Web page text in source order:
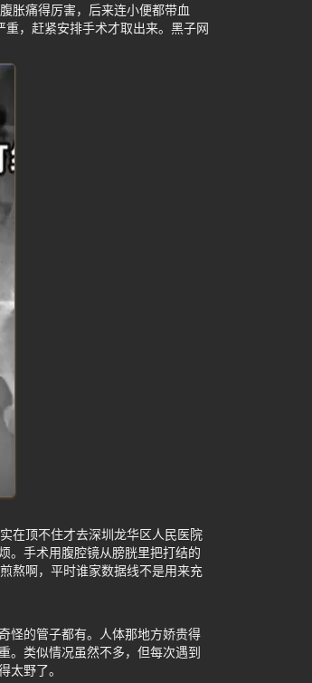
胀痛得厉害，后来连小便都带血
，赶紧安排手术才取出来。黑子网
在顶不住才去深圳龙华区人民医院
。手术用腹腔镜从膀胱里把打结的
熬啊，平时谁家数据线不是用来充
怪的管子都有。人体那地方娇贵得
。类似情况虽然不多，但每次遇到
太野了。